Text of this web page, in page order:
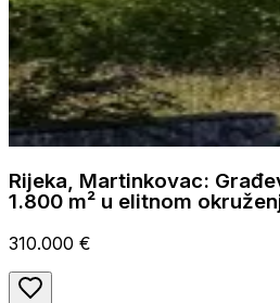
Rijeka, Martinkovac:
1.800 m² u elitnom
310.000 €